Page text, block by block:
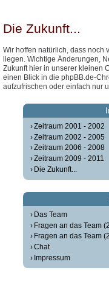
Die Zukunft...
Wir hoffen natürlich, dass noch
liegen. Wichtige Änderungen,
Zukunft hier in unserer kleinen
einen Blick in die phpBB.de-
aufzufrischen oder einfach nur
Zeitraum 2001 - 2002
Zeitraum 2002 - 2005
Zeitraum 2006 - 2008
Zeitraum 2009 - 2011
Die Zukunft...
Das Team
Fragen an das Team
Fragen an das Team
Chat
Impressum